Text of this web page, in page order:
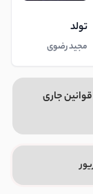
تولد
مجید رضوی
جاری